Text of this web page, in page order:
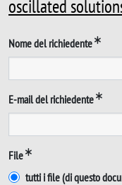
oscillated
Nome del richiedente
E-mail del richiedente
File
tutti i file (di questo